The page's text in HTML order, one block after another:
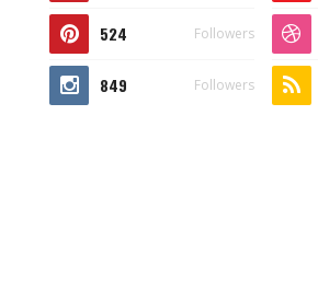
524 Followers
849 Followers